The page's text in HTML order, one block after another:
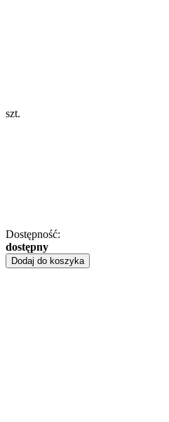
szt.
Dostępność:
dostępny
Dodaj do koszyka